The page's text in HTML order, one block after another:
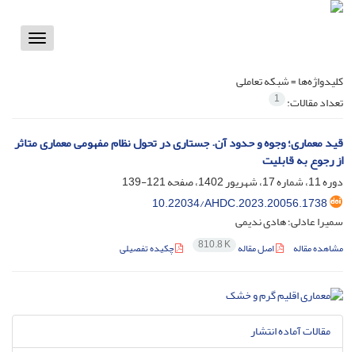
Toggle
کلیدواژه‌ها =شبکه تعاملی
تعداد مقالات: 1
قید معماری؛ وجوه و حدود آن. جستاری در تحول نظام مفهومی معماری متاثر
از رجوع به قابلیت
دوره 11، شماره 17، شهریور 1402، صفحه
121-139
10.22034/AHDC.2023.20056.1738
سمیرا عادلی؛ هادی ندیمی
مشاهده مقاله اصل مقاله 810.8 K چکیده تفصیلی
مقالات آماده انتشار